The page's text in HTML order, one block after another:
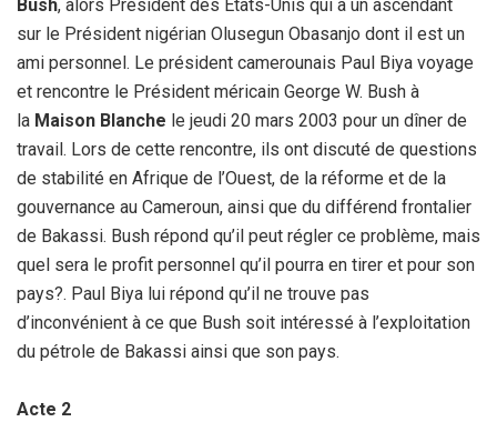
Bush, alors Président des Etats-Unis qui a un ascendant
sur le Président nigérian Olusegun Obasanjo dont il est un
ami personnel. Le président camerounais Paul Biya voyage
et rencontre le Président méricain George W. Bush à
la Maison Blanche le jeudi 20 mars 2003 pour un dîner de
travail. Lors de cette rencontre, ils ont discuté de questions
de stabilité en Afrique de l’Ouest, de la réforme et de la
gouvernance au Cameroun, ainsi que du différend frontalier
de Bakassi. Bush répond qu’il peut régler ce problème, mais
quel sera le profit personnel qu’il pourra en tirer et pour son
pays?. Paul Biya lui répond qu’il ne trouve pas
d’inconvénient à ce que Bush soit intéressé à l’exploitation
du pétrole de Bakassi ainsi que son pays.
Acte 2